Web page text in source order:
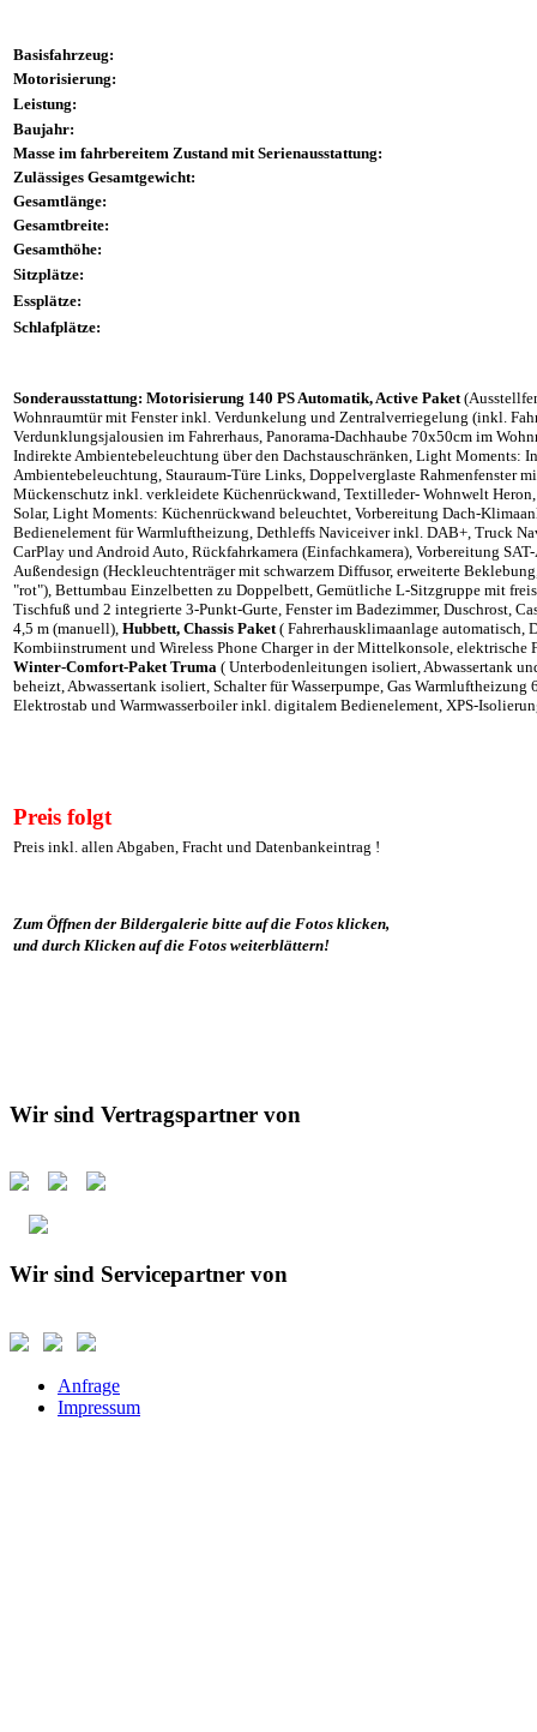
Basisfahrzeug:
Motorisierung:
Leistung:
Baujahr:
Masse im fahrbereitem Zustand mit Serienausstattung:
Zulässiges Gesamtgewicht:
Gesamtlänge:
Gesamtbreite:
Gesamthöhe:
Sitzplätze:
Essplätze:
Schlafplätze:
Sonderausstattung: Motorisierung 140 PS Automatik, Active Paket
Wohnraumtür mit Fenster inkl. Verdunkelung und Zentralverriegelung (inkl.
Verdunklungsjalousien im Fahrerhaus, Panorama-Dachhaube 70x50cm im
Indirekte Ambientebeleuchtung über den Dachstauschränken, Light Moments:
Ambientebeleuchtung, Stauraum-Türe Links, Doppelverglaste Rahmenfenster
Mückenschutz inkl. verkleidete Küchenrückwand, Textilleder- Wohnwelt
Solar, Light Moments: Küchenrückwand beleuchtet, Vorbereitung Dach-
Bedienelement für Warmluftheizung, Dethleffs Naviceiver inkl. DAB+, Truck
CarPlay und Android Auto, Rückfahrkamera (Einfachkamera), Vorbereitung
Außendesign (Heckleuchtenträger mit schwarzem Diffusor, erweiterte
"rot"), Bettumbau Einzelbetten zu Doppelbett, Gemütliche L-Sitzgruppe mit
Tischfuß und 2 integrierte 3-Punkt-Gurte, Fenster im Badezimmer, Duschrost,
4,5 m (manuell), Hubbett, Chassis Paket ( Fahrerhausklimaanlage automatisch,
Kombiinstrument und Wireless Phone Charger in der Mittelkonsole, elektrische
Winter-Comfort-Paket Truma ( Unterbodenleitungen isoliert, Abwassertank
beheizt, Abwassertank isoliert, Schalter für Wasserpumpe, Gas Warmluftheizung
Elektrostab und Warmwasserboiler inkl. digitalem Bedienelement, XPS-
Preis folgt
Preis inkl. allen Abgaben, Fracht und Datenbankeintrag !
Zum Öffnen der Bildergalerie bitte auf die Fotos klicken,
und durch Klicken auf die Fotos weiterblättern!
Wir sind Vertragspartner von
Wir sind Servicepartner von
Anfrage
Impressum